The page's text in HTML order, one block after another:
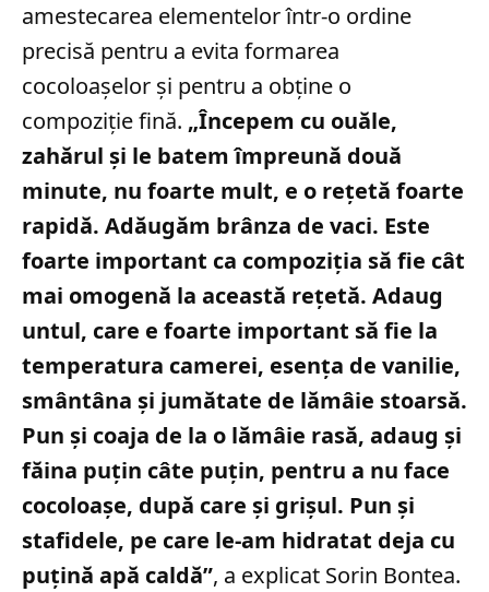
amestecarea elementelor într-o ordine
precisă pentru a evita formarea
cocoloașelor și pentru a obține o
compoziție fină. „Începem cu ouăle,
zahărul și le batem împreună două
minute, nu foarte mult, e o rețetă foarte
rapidă. Adăugăm brânza de vaci. Este
foarte important ca compoziția să fie cât
mai omogenă la această rețetă. Adaug
untul, care e foarte important să fie la
temperatura camerei, esența de vanilie,
smântâna și jumătate de lămâie stoarsă.
Pun și coaja de la o lămâie rasă, adaug și
făina puțin câte puțin, pentru a nu face
cocoloașe, după care și grișul. Pun și
stafidele, pe care le-am hidratat deja cu
puțină apă caldă”, a explicat Sorin Bontea.